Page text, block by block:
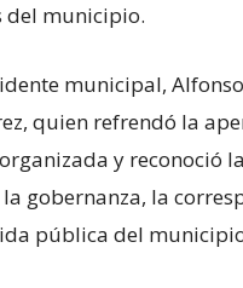
del municipio.
municipal,
quien refrendó la
y reconoció
gobernanza, la
pública del